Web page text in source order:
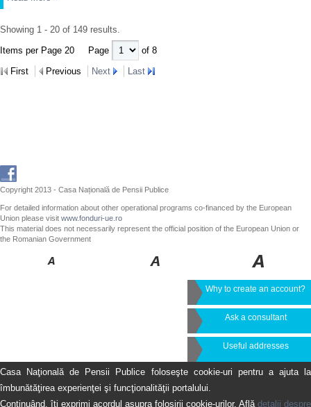
Showing 1 - 20 of 149 results.
Items per Page 20
Page
of 8
First
Previous Next Last
Copyright 2013 - Casa Națională de Pensii Publice
For detailed information about other operational programs co-financed by the European
Union please visit www.fonduri-ue.ro
This material does not necessarily represent the official position of the European Union or
the Romanian Government
Why to create an account?
Ask a consultant
Useful addresses
Casa Naţională de Pensii Publice foloseşte cookie-uri pentru a ajuta la
îmbunătăţirea experienţei şi funcţionalităţii portalului.
Continuând, îţi exprimi acordul asupra folosirii cookie-urilor. Află detalii despre